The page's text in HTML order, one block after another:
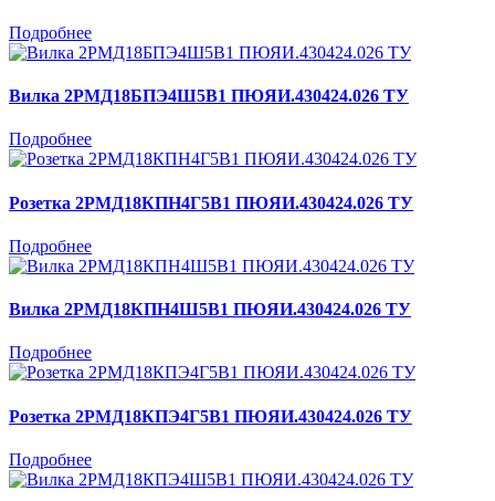
Подробнее
Вилка 2РМД18БПЭ4Ш5В1 ПЮЯИ.430424.026 ТУ
Подробнее
Розетка 2РМД18КПН4Г5В1 ПЮЯИ.430424.026 ТУ
Подробнее
Вилка 2РМД18КПН4Ш5В1 ПЮЯИ.430424.026 ТУ
Подробнее
Розетка 2РМД18КПЭ4Г5В1 ПЮЯИ.430424.026 ТУ
Подробнее